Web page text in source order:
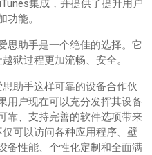
集成，并提供了提升用户
功能。
思助手是一个绝佳的选择。它
狱过程更加流畅、安全。
助手这样可靠的设备合作伙
用户现在可以充分发挥其设备
靠、支持完善的软件选项带来
可以访问各种应用程序、壁
备性能、个性化定制和全面满